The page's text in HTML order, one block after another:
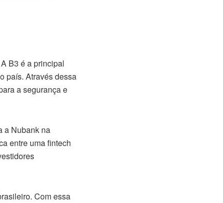
B3 é a principal
país. Através dessa
a segurança e
a Nubank na
entre uma fintech
Com essa